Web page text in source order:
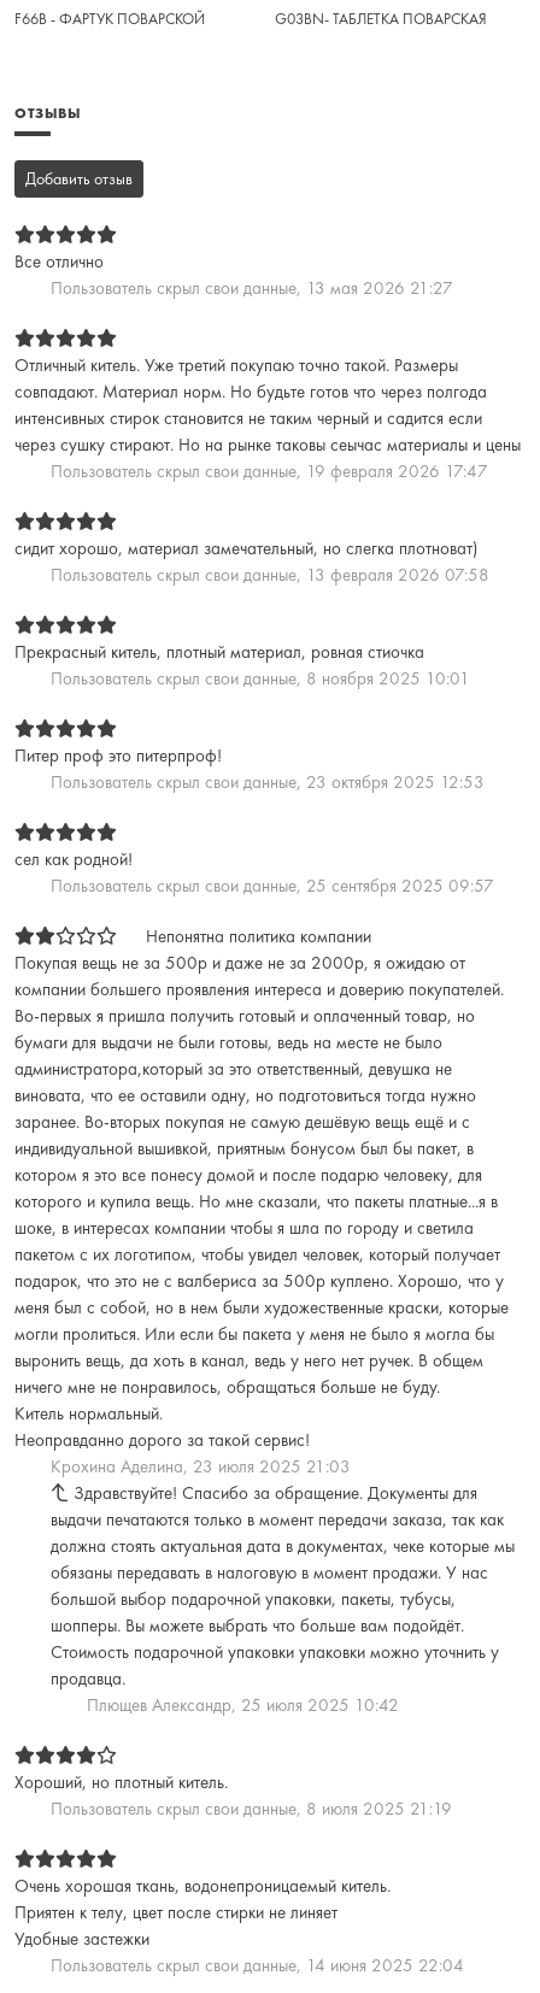
F66B - ФАРТУК ПОВАРСКОЙ G03BN- ТАБЛЕТКА ПОВАРСКАЯ
ОТЗЫВЫ
Добавить отзыв
Все отлично
Пользователь скрыл свои данные, 13 мая 2026 21:27
Отличный китель. Уже третий покупаю точно такой. Размеры
совпадают. Материал норм. Но будьте готов что через полгода
интенсивных стирок становится не таким черный и садится если
через сушку стирают. Но на рынке таковы сеычас материалы и цены
Пользователь скрыл свои данные, 19 февраля 2026 17:47
сидит хорошо, материал замечательный, но слегка плотноват)
Пользователь скрыл свои данные, 13 февраля 2026 07:58
Прекрасный китель, плотный материал, ровная стиочка
Пользователь скрыл свои данные, 8 ноября 2025 10:01
Питер проф это питерпроф!
Пользователь скрыл свои данные, 23 октября 2025 12:53
сел как родной!
Пользователь скрыл свои данные, 25 сентября 2025 09:57
Непонятна политика компании
Покупая вещь не за 500р и даже не за 2000р, я ожидаю от
компании большего проявления интереса и доверию покупателей.
Во-первых я пришла получить готовый и оплаченный товар, но
бумаги для выдачи не были готовы, ведь на месте не было
администратора,который за это ответственный, девушка не
виновата, что ее оставили одну, но подготовиться тогда нужно
заранее. Во-вторых покупая не самую дешёвую вещь ещё и с
индивидуальной вышивкой, приятным бонусом был бы пакет, в
котором я это все понесу домой и после подарю человеку, для
которого и купила вещь. Но мне сказали, что пакеты платные...я в
шоке, в интересах компании чтобы я шла по городу и светила
пакетом с их логотипом, чтобы увидел человек, который получает
подарок, что это не с валбериса за 500р куплено. Хорошо, что у
меня был с собой, но в нем были художественные краски, которые
могли пролиться. Или если бы пакета у меня не было я могла бы
выронить вещь, да хоть в канал, ведь у него нет ручек. В общем
ничего мне не понравилось, обращаться больше не буду.
Китель нормальный.
Неоправданно дорого за такой сервис!
Крохина Аделина, 23 июля 2025 21:03
Здравствуйте! Спасибо за обращение. Документы для
выдачи печатаются только в момент передачи заказа, так как
должна стоять актуальная дата в документах, чеке которые мы
обязаны передавать в налоговую в момент продажи. У нас
большой выбор подарочной упаковки, пакеты, тубусы,
шопперы. Вы можете выбрать что больше вам подойдёт.
Стоимость подарочной упаковки упаковки можно уточнить у
продавца.
Плющев Александр, 25 июля 2025 10:42
Хороший, но плотный китель.
Пользователь скрыл свои данные, 8 июля 2025 21:19
Очень хорошая ткань, водонепроницаемый китель.
Приятен к телу, цвет после стирки не линяет
Удобные застежки
Пользователь скрыл свои данные, 14 июня 2025 22:04